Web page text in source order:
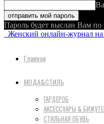
Пароль будет выслан Вам по
Женский онлайн-журнал
Главная
МОДА&СТИЛЬ
ГАРДЕРОБ
АКСЕССУАРЫ &
СТИЛЬНАЯ ОБУВЬ